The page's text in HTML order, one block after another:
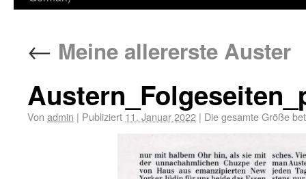
← Meine allererste Auster
Von admin | Publiziert 11. Januar 2022 | Die gesamte Größe